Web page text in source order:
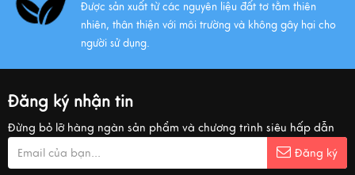
Được sản xuất từ các nguyên liệu đất tơ tằm thiên
nhiên, thân thiện với môi trường và không gây hại cho
người sử dụng.
Đăng ký nhận tin
Đừng bỏ lỡ hàng ngàn sản phẩm và chương trình siêu hấp dẫn
Đăng ký